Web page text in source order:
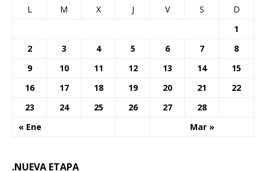
L M X J V S D
« Ene Mar »
1
2
3 4 5 6 7
8
9
10 11 12 13 14
15
16
17 18 19 20 21
22
23
24 25 26 27 28
.NUEVA ETAPA